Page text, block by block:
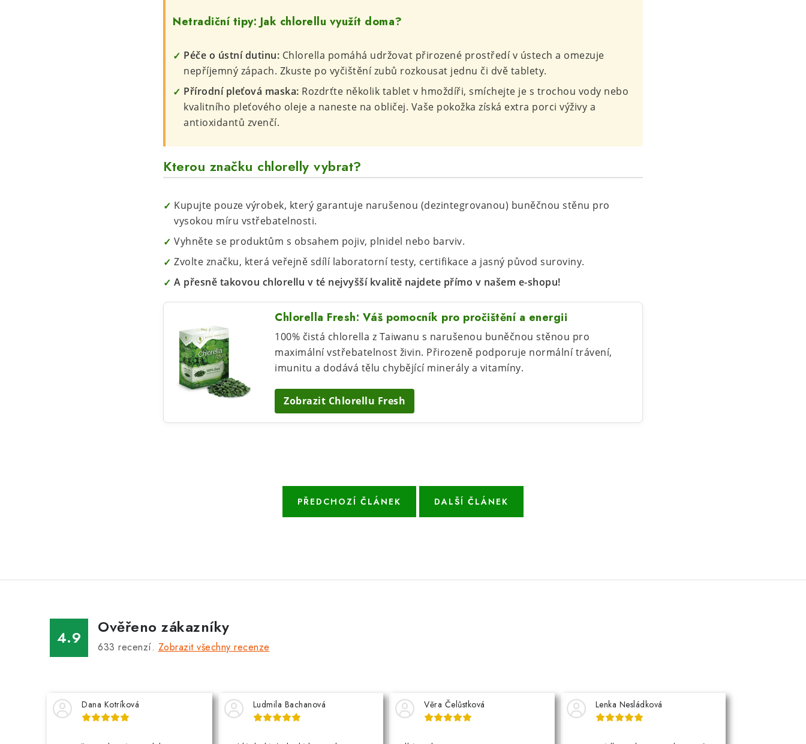
Netradiční tipy: Jak chlorellu využít doma?
Péče o ústní dutinu: Chlorella pomáhá udržovat přirozené prostředí v ústech a omezuje
nepříjemný zápach. Zkuste po vyčištění zubů rozkousat jednu či dvě tablety.
Přírodní pleťová maska: Rozdrťte několik tablet v hmoždíři, smíchejte je s trochou vody nebo
kvalitního pleťového oleje a naneste na obličej. Vaše pokožka získá extra porci výživy a
antioxidantů zvenčí.
Kterou značku chlorelly vybrat?
Kupujte pouze výrobek, který garantuje narušenou (dezintegrovanou) buněčnou stěnu pro
vysokou míru vstřebatelnosti.
Vyhněte se produktům s obsahem pojiv, plnidel nebo barviv.
Zvolte značku, která veřejně sdílí laboratorní testy, certifikace a jasný původ suroviny.
A přesně takovou chlorellu v té nejvyšší kvalitě najdete přímo v našem e-shopu!
Chlorella Fresh: Váš pomocník pro pročištění a energii
100% čistá chlorella z Taiwanu s narušenou buněčnou stěnou pro
maximální vstřebatelnost živin. Přirozeně podporuje normální trávení,
imunitu a dodává tělu chybějící minerály a vitamíny.
Zobrazit Chlorellu Fresh
PŘEDCHOZÍ ČLÁNEK DALŠÍ ČLÁNEK
4.9
Ověřeno zákazníky
633 recenzí. Zobrazit všechny recenze
Dana Kotríková Ludmila Bachanová Věra Čelůstková Lenka Nesládková